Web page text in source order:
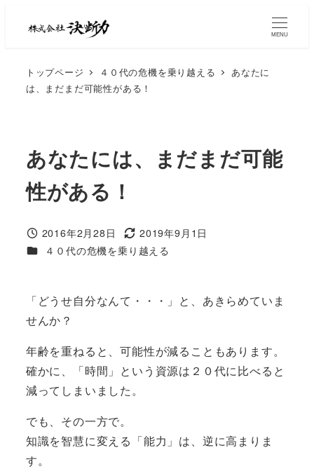
MENU
トップページ ４０代の危機を乗り越える
あなたに
は、まだまだ可能性がある！
あなたには、まだまだ可能
性がある！
2016年2月28日
2019年9月1日
４０代の危機を乗り越える
「どうせ自分なんて・・・」と、あきらめていま
せんか？
年齢を重ねると、可能性が減ることもあります。
確かに、「時間」という資源は２０代に比べると
減ってしまいました。
でも、その一方で。
知識を智慧に変える「能力」は、逆に高まりま
す。